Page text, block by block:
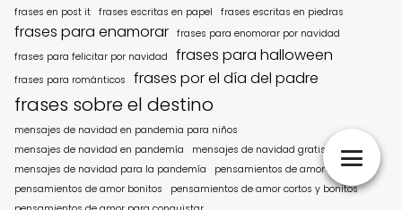
frases en post it frases escritas en papel frases escritas en piedras
frases para enamorar frases para enomorar por navidad
frases para felicitar por navidad
frases para halloween
frases para románticos frases por el día del padre
frases sobre el destino
mensajes de navidad en pandemia para niños
mensajes de navidad en pandemía
mensajes de navidad gratis
mensajes de navidad para la pandemía
pensamientos de amor
pensamientos de amor bonitos
pensamientos de amor cortos y bonitos